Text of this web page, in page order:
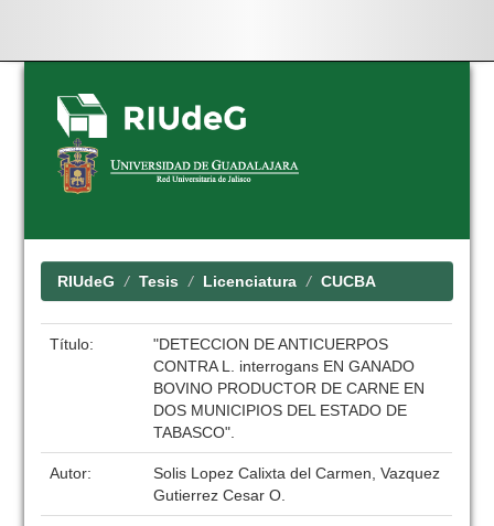
Skip
navigation
RIUdeG Tesis Licenciatura CUCBA
Título:
"DETECCION DE ANTICUERPOS
CONTRA L. interrogans EN GANADO
BOVINO PRODUCTOR DE CARNE EN
DOS MUNICIPIOS DEL ESTADO DE
TABASCO".
Autor:
Solis Lopez Calixta del Carmen, Vazquez
Gutierrez Cesar O.